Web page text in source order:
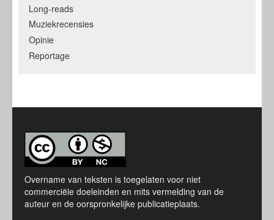
Long-reads
Muziekrecensies
Opinie
Reportage
Overname van teksten is toegelaten voor niet
commerciële doeleinden en mits vermelding van de
auteur en de oorspronkelijke publicatieplaats.